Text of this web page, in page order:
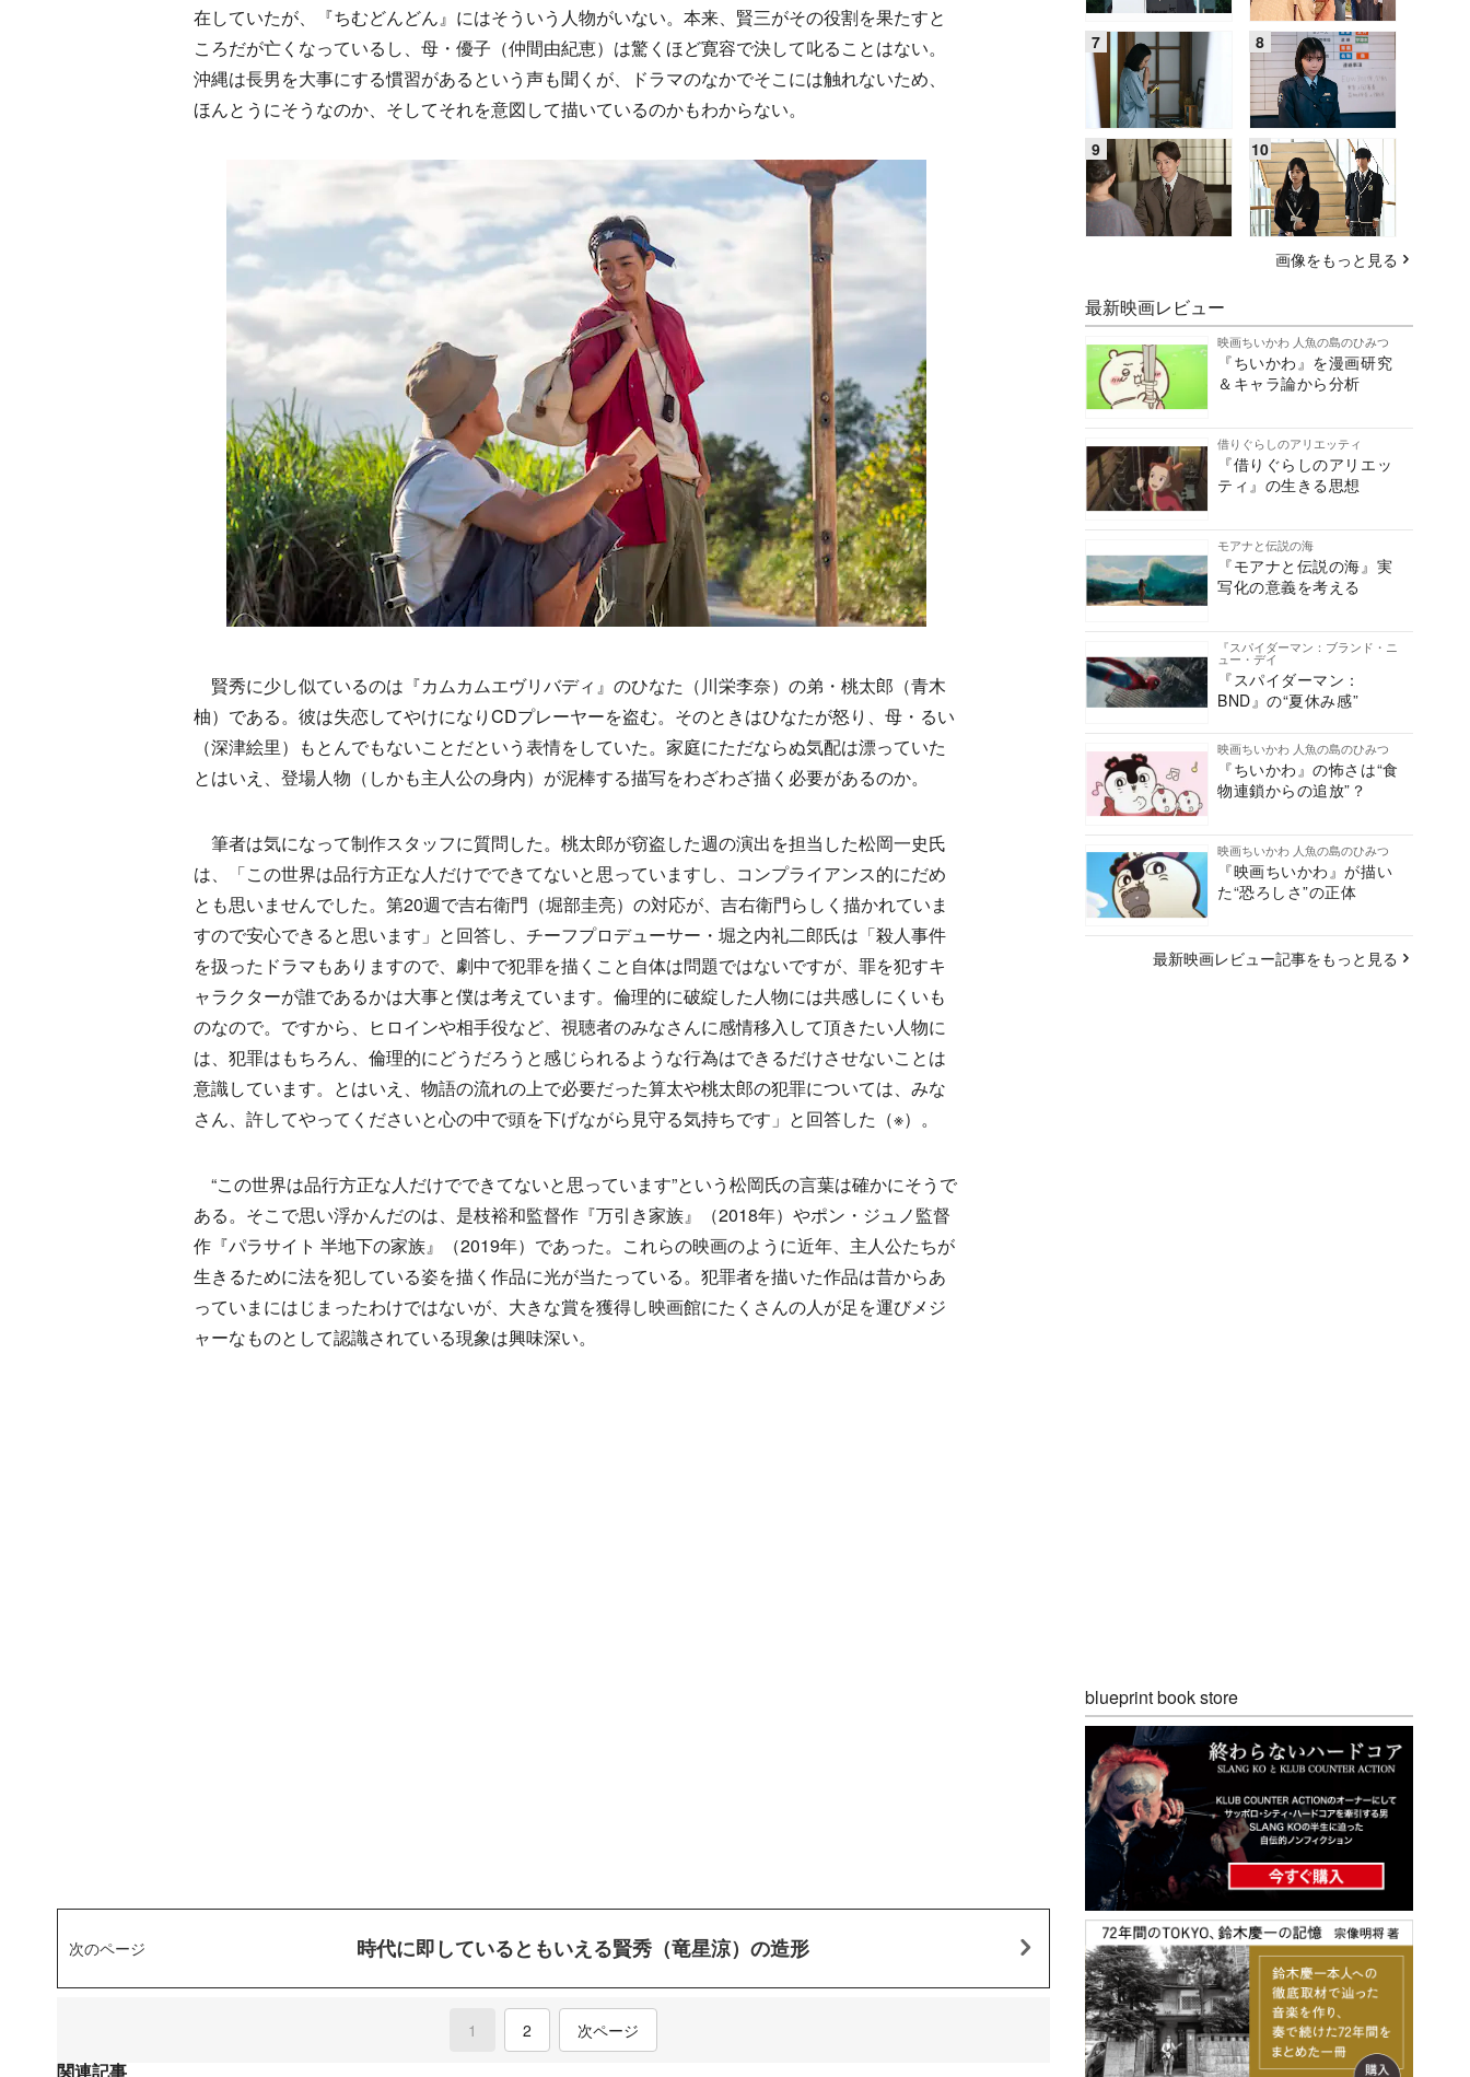
在していたが、『ちむどんどん』にはそういう人物がいない。本来、賢三がその役割を果たすと
ころだが亡くなっているし、母・優子（仲間由紀恵）は驚くほど寛容で決して叱ることはない。
沖縄は長男を大事にする慣習があるという声も聞くが、ドラマのなかでそこには触れないため、
ほんとうにそうなのか、そしてそれを意図して描いているのかもわからない。
賢秀に少し似ているのは『カムカムエヴリバディ』のひなた（川栄李奈）の弟・桃太郎（青木
柚）である。彼は失恋してやけになりCDプレーヤーを盗む。そのときはひなたが怒り、母・るい
（深津絵里）もとんでもないことだという表情をしていた。家庭にただならぬ気配は漂っていた
とはいえ、登場人物（しかも主人公の身内）が泥棒する描写をわざわざ描く必要があるのか。
筆者は気になって制作スタッフに質問した。桃太郎が窃盗した週の演出を担当した松岡一史氏
は、「この世界は品行方正な人だけでできてないと思っていますし、コンプライアンス的にだめ
とも思いませんでした。第20週で吉右衛門（堀部圭亮）の対応が、吉右衛門らしく描かれていま
すので安心できると思います」と回答し、チーフプロデューサー・堀之内礼二郎氏は「殺人事件
を扱ったドラマもありますので、劇中で犯罪を描くこと自体は問題ではないですが、罪を犯すキ
ャラクターが誰であるかは大事と僕は考えています。倫理的に破綻した人物には共感しにくいも
のなので。ですから、ヒロインや相手役など、視聴者のみなさんに感情移入して頂きたい人物に
は、犯罪はもちろん、倫理的にどうだろうと感じられるような行為はできるだけさせないことは
意識しています。とはいえ、物語の流れの上で必要だった算太や桃太郎の犯罪については、みな
さん、許してやってくださいと心の中で頭を下げながら見守る気持ちです」と回答した（※）。
“この世界は品行方正な人だけでできてないと思っています”という松岡氏の言葉は確かにそうで
ある。そこで思い浮かんだのは、是枝裕和監督作『万引き家族』（2018年）やポン・ジュノ監督
作『パラサイト 半地下の家族』（2019年）であった。これらの映画のように近年、主人公たちが
生きるために法を犯している姿を描く作品に光が当たっている。犯罪者を描いた作品は昔からあ
っていまにはじまったわけではないが、大きな賞を獲得し映画館にたくさんの人が足を運びメジ
ャーなものとして認識されている現象は興味深い。
次のページ 時代に即しているともいえる賢秀（竜星涼）の造形
1 (current)
2 次ページ
関連記事
画像をもっと見る
最新映画レビュー
映画ちいかわ 人魚の島のひみつ
『ちいかわ』を漫画研究
＆キャラ論から分析
借りぐらしのアリエッティ
『借りぐらしのアリエッ
ティ』の生きる思想
モアナと伝説の海
『モアナと伝説の海』実
写化の意義を考える
『スパイダーマン：ブランド・ニ
ュー・デイ
『スパイダーマン：
BND』の“夏休み感”
映画ちいかわ 人魚の島のひみつ
『ちいかわ』の怖さは“食
物連鎖からの追放”？
映画ちいかわ 人魚の島のひみつ
『映画ちいかわ』が描い
た“恐ろしさ”の正体
最新映画レビュー記事をもっと見る
blueprint book store